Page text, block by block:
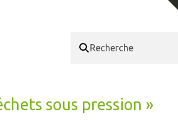
sous pression »